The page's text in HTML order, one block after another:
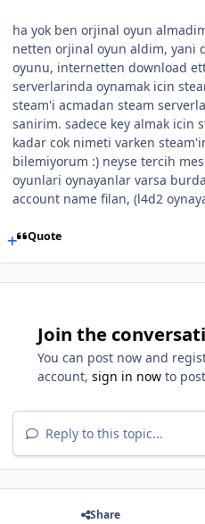
ha yok ben orjinal oyun
netten orjinal oyun aldim, yani
oyunu, internetten download
serverlarinda oynamak icin
steam'i acmadan steam
sanirim. sadece key almak icin
kadar cok nimeti varken
bilemiyorum :) neyse tercih
oyunlari oynayanlar varsa
account name filan, (l4d2
Quote
Join the
You can post now and
account, sign in now to
Reply to this topic...
Share